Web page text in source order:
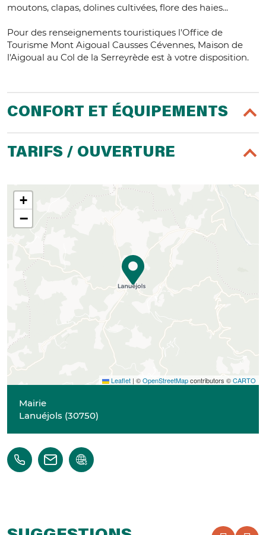
moutons, clapas, dolines cultivées, flore des haies...
Pour des renseignements touristiques l'Office de
Tourisme Mont Aigoual Causses Cévennes, Maison de
l'Aigoual au Col de la Serreyrède est à votre disposition.
CONFORT ET ÉQUIPEMENTS
TARIFS / OUVERTURE
+
−
Leaflet | ©OpenStreetMapcontributors ©CARTO
Mairie
Lanuéjols (30750)